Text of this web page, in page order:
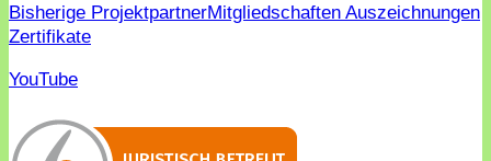
Bisherige ProjektpartnerMitgliedschaften Auszeichnungen
Zertifikate
YouTube